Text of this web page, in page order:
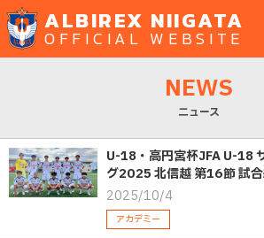
ALBIREX NIIGATA
OFFICIAL WEBSITE
NEWS
ニュース
U-18・高円宮杯JFA U-18
グ2025 北信越 第16節 試
2025/10/4
アカデミー